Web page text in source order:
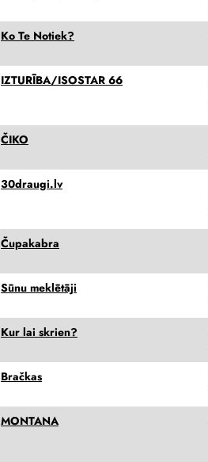
Ko Te Notiek?
IZTURĪBA/ISOSTAR 66
ČIKO
30draugi.lv
Čupakabra
Sūnu meklētāji
Kur lai skrien?
Bračkas
MONTANA